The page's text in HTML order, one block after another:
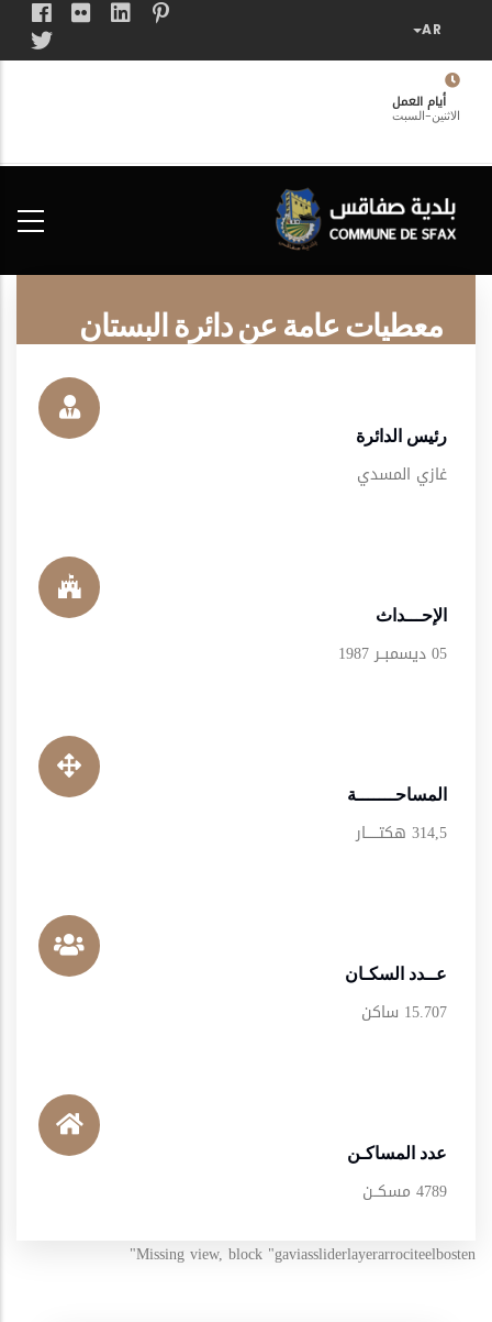
المحتوى
الرئيسيأيام العمل
الاثنين-السبت
معطيات عامة عن دائرة البستان
رئيس الدائرة
غازي المسدي
الإحـــداث
05 ديسمبــر 1987
المساحـــــــة
314,5 هكتــــــار
عــدد السكـان
15.707 ساكن
عدد المساكـن
4789 مسكــن
Missing view, block "gaviassliderlayerarrociteelbosten"